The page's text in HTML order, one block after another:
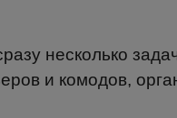
несколько
и комодов,